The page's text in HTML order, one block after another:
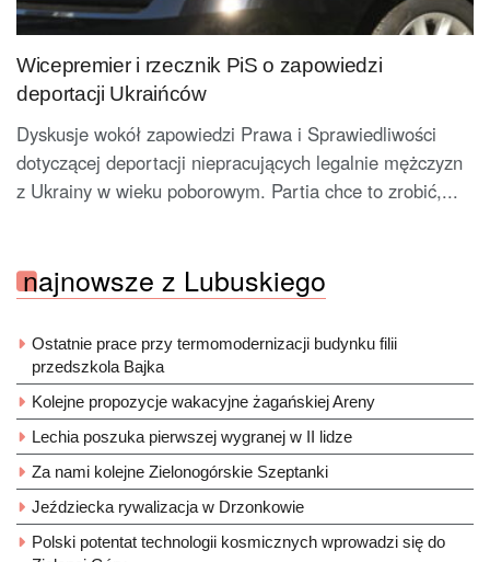
Wicepremier i rzecznik PiS o zapowiedzi
deportacji Ukraińców
Dyskusje wokół zapowiedzi Prawa i Sprawiedliwości
dotyczącej deportacji niepracujących legalnie mężczyzn
z Ukrainy w wieku poborowym. Partia chce to zrobić,...
najnowsze z Lubuskiego
Ostatnie prace przy termomodernizacji budynku filii
przedszkola Bajka
Kolejne propozycje wakacyjne żagańskiej Areny
Lechia poszuka pierwszej wygranej w II lidze
Za nami kolejne Zielonogórskie Szeptanki
Jeździecka rywalizacja w Drzonkowie
Polski potentat technologii kosmicznych wprowadzi się do